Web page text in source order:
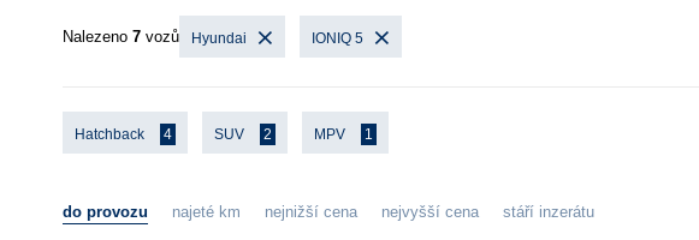
Nalezeno 7 vozů Hyundai IONIQ 5
Hatchback 4 SUV 2 MPV 1
do provozu najeté km nejnižší cena nejvyšší cena stáří inzerátu